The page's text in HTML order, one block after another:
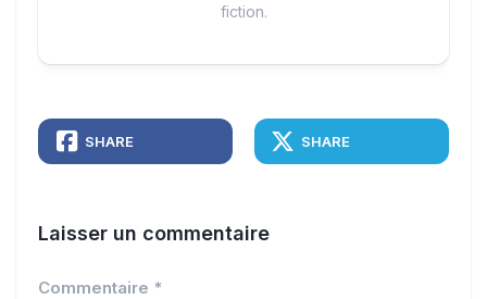
fiction.
SHARE SHARE
Laisser un commentaire
Commentaire *